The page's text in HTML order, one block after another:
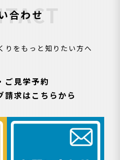
合わせ
りをもっと知りたい方へ
ご見学予約
請求はこちらから